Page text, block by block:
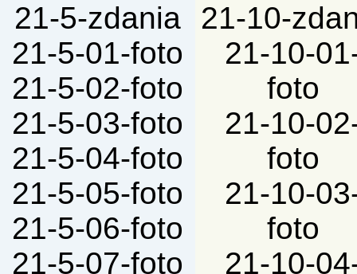
21-5-zdania
21-5-01-foto
21-5-02-foto
21-5-03-foto
21-5-04-foto
21-5-05-foto
21-5-06-foto
21-5-07-foto
21-10-
21-10-
foto
21-10-
foto
21-10-
foto
21-10-